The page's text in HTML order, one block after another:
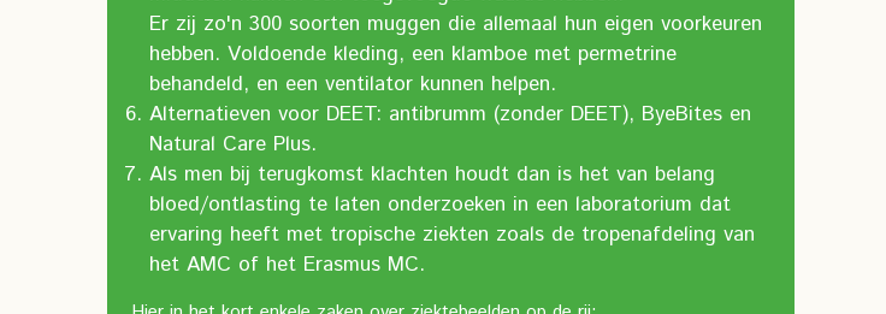
Er zij zo'n 300 soorten muggen die allemaal hun eigen voorkeuren
hebben. Voldoende kleding, een klamboe met permetrine
behandeld, en een ventilator kunnen helpen.
Alternatieven voor DEET: antibrumm (zonder DEET), ByeBites en
Natural Care Plus.
Als men bij terugkomst klachten houdt dan is het van belang
bloed/ontlasting te laten onderzoeken in een laboratorium dat
ervaring heeft met tropische ziekten zoals de tropenafdeling van
het AMC of het Erasmus MC.